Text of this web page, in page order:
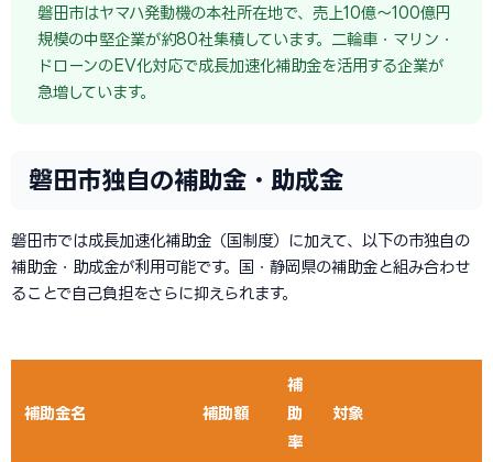
磐田市はヤマハ発動機の本社所在地で、売上10億〜100億円
規模の中堅企業が約80社集積しています。二輪車・マリン・
ドローンのEV化対応で成長加速化補助金を活用する企業が
急増しています。
磐田市独自の補助金・助成金
磐田市では成長加速化補助金（国制度）に加えて、以下の市独自の
補助金・助成金が利用可能です。国・静岡県の補助金と組み合わせ
ることで自己負担をさらに抑えられます。
補助金名 補助額
補
助
率
対象